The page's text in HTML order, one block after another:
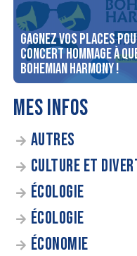
Gagnez vos places
concert Hommage à
Bohemian Harmony !
MES INFOS
AUTRES
CULTURE ET
ÉCOLOGIE
ÉCOLOGIE
ÉCONOMIE